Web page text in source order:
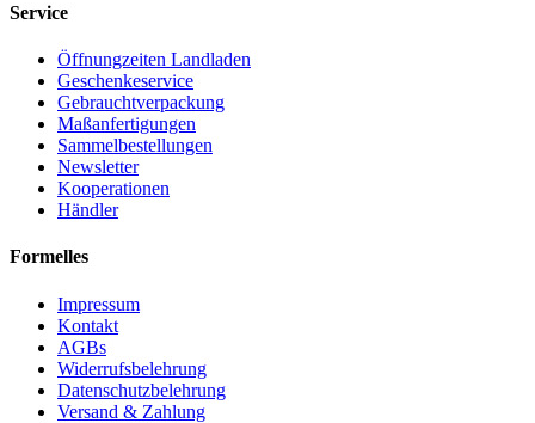
Service
Öffnungzeiten Landladen
Geschenkeservice
Gebrauchtverpackung
Maßanfertigungen
Sammelbestellungen
Newsletter
Kooperationen
Händler
Formelles
Impressum
Kontakt
AGBs
Widerrufsbelehrung
Datenschutzbelehrung
Versand & Zahlung